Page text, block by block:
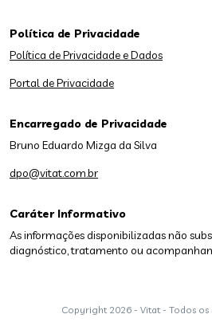
Caráter Informativo
As informações disponibilizadas não
diagnóstico, tratamento ou
Política de Privacidade
Política de Privacidade e Dados
Portal de Privacidade
Encarregado de Privacidade
Bruno Eduardo Mizga da Silva
dpo@vitat.com.br
Copyright 2026 - Vitat - Todos